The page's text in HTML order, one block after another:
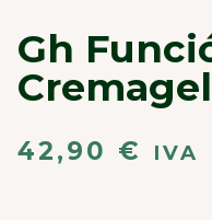
Gh
42,90 € IVA